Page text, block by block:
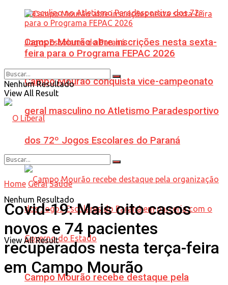
Campo Mourão conquista vice-campeonato
geral masculino no Atletismo Paradesportivo
dos 72º Jogos Escolares do Paraná
Campo Mourão recebe destaque pela
Campo Mourão abre inscrições nesta sexta-
feira para o Programa FEPAC 2026
Nenhum Resultado
View All Result
Nenhum Resultado
View All Result
Home Geral Saúde
Covid-19: Mais oito casos
novos e 74 pacientes
recuperados nesta terça-feira
em Campo Mourão